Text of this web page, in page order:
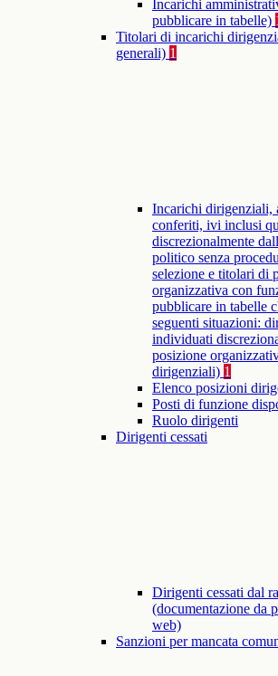
Incarichi
pubblicare in tabelle)
Titolari di incarichi
generali) 1
Incarichi dirigenziali,
conferiti, ivi inclusi
discrezionalmente
politico senza
selezione e titolari di
organizzativa con
pubblicare in tabelle
seguenti situazioni:
individuati
posizione
dirigenziali) 1
Elenco posizioni
Posti di funzione
Ruolo dirigenti
Dirigenti cessati
Dirigenti cessati dal
(documentazione da
web)
Sanzioni per mancata